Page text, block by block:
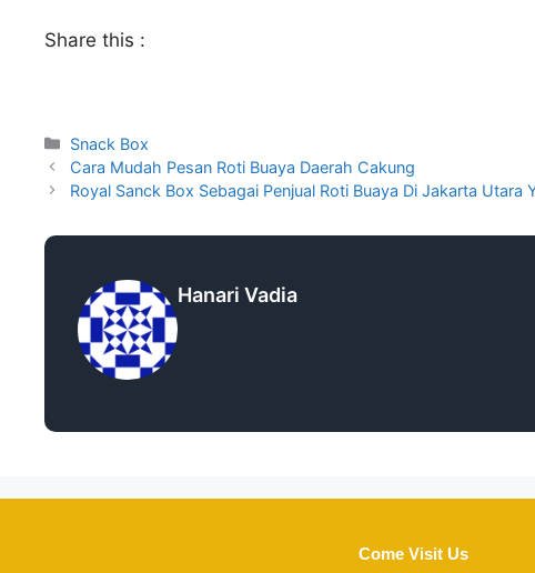
Share this :
Snack Box
Cara Mudah Pesan Roti Buaya Daerah Cakung
Royal Sanck Box Sebagai Penjual Roti Buaya Di Jakarta Utara
Hanari Vadia
Come Visit Us